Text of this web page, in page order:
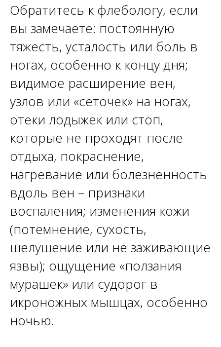
Обратитесь к флебологу, если
вы замечаете: постоянную
тяжесть, усталость или боль в
ногах, особенно к концу дня;
видимое расширение вен,
узлов или «сеточек» на ногах,
отеки лодыжек или стоп,
которые не проходят после
отдыха, покраснение,
нагревание или болезненность
вдоль вен – признаки
воспаления; изменения кожи
(потемнение, сухость,
шелушение или не заживающие
язвы); ощущение «ползания
мурашек» или судорог в
икроножных мышцах, особенно
ночью.